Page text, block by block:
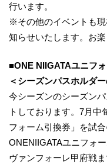
行います。
※その他のイベントも
知らせいたします。お楽
■ONE NIIGATAユニフ
＜シーズンパスホルダー
今シーズンのシーズン
トしております。7月中
フォーム引換券」を試
ONENIIGATAユニフォ
ヴァンフォーレ甲府戦ま